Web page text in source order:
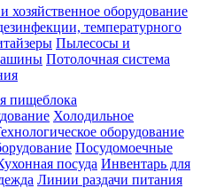
хозяйственное оборудование
температурного
Пылесосы и
Потолочная система
пищеблока
Холодильное
оборудование
Посудомоечные
посуда Инвентарь для
Линии раздачи питания